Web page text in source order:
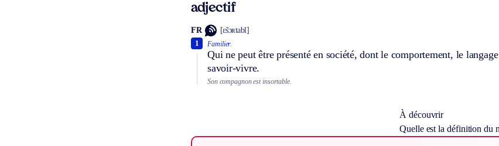
adjectif
FR [ɛ̃sɔʀtabl]
Familier.
Qui ne peut être présenté en société, dont le comportement, le
savoir-vivre.
1
Son compagnon est insortable.
À découvrir
Quelle est la définition du